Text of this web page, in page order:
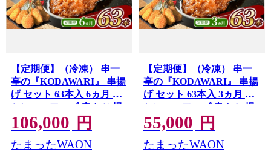
【定期便】（冷凍） 串一
亭の『KODAWARI』 串揚
げ セット 63本入 6ヵ月 ／
シンコーフーズ 串カツ 揚
げ物 ポテト 鶏肉 豚肉 エビ
ホタテ チーズ 餅 ソース付
奈良県 葛城市【skfd-
106,000 円
たまったWAON
【定期便】（冷凍） 串一
亭の『KODAWARI』 串揚
げ セット 63本入 3ヵ月 ／
シンコーフーズ 串カツ 揚
げ物 ポテト 鶏肉 豚肉 エビ
ホタテ チーズ 餅 ソース付
奈良県 葛城市【skfd-
55,000 円
たまったWAON